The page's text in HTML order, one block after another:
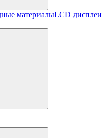
материалыLCD дисплеи